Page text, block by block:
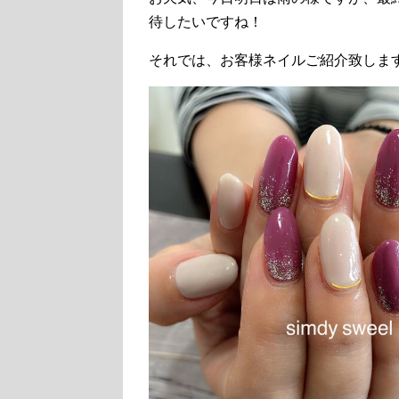
待したいですね！
それでは、お客様ネイルご紹介致しま